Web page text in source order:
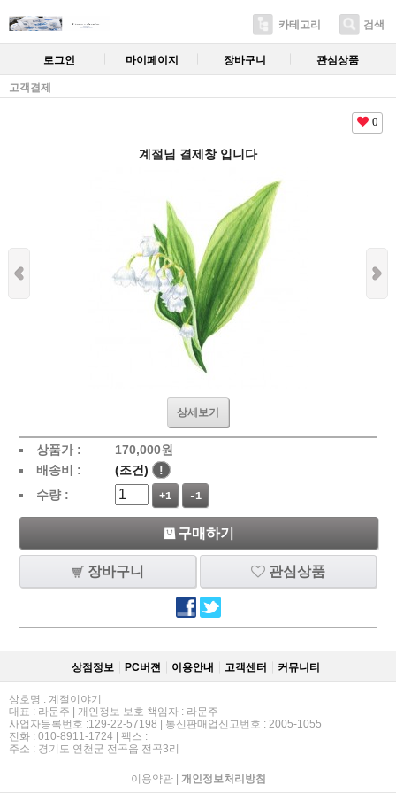
카테고리 검색
로그인 마이페이지 장바구니 관심상품
고객결제
0
계절님 결제창 입니다
상세보기
상품가 : 170,000원
배송비 :
(조건)
!
수량 :
+1 -1
구매하기
장바구니 관심상품
상점정보 PC버젼 이용안내 고객센터 커뮤니티
상호명 : 계절이야기
대표 : 라문주 | 개인정보 보호 책임자 : 라문주
사업자등록번호 :129-22-57198 | 통신판매업신고번호 : 2005-1055
전화 : 010-8911-1724 | 팩스 :
주소 : 경기도 연천군 전곡읍 전곡3리
이용약관| 개인정보처리방침